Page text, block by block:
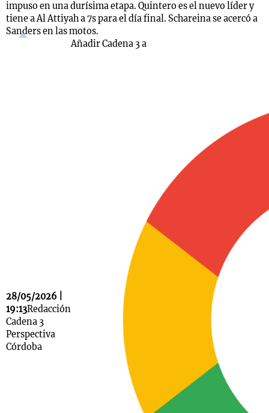
impuso en una durísima etapa. Quintero es el nuevo líder y
tiene a Al Attiyah a 7s para el día final. Schareina se acercó a
Sanders en las motos.
28/05/2026 |
19:13Redacción
Cadena 3
Perspectiva
Córdoba
Añadir Cadena 3 a